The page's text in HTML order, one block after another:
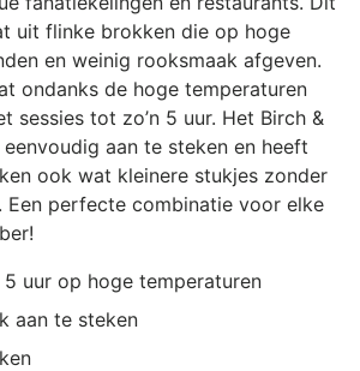
uit flinke brokken die op hoge
en weinig rooksmaak afgeven.
ondanks de hoge temperaturen
sessies tot zo’n 5 uur. Het Birch &
aan te steken en heeft
ook wat kleinere stukjes zonder
Een perfecte combinatie voor elke
5 uur op hoge temperaturen
aan te steken